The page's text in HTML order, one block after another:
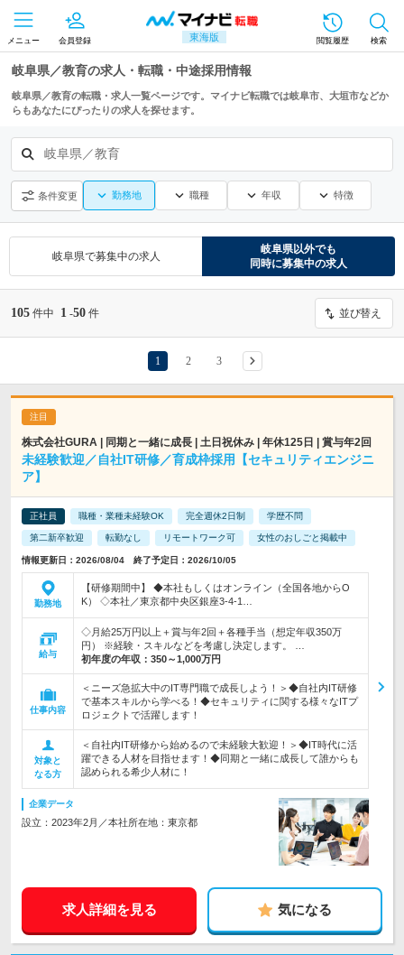
東海版
メニュー 会員登録 閲覧履歴 検索
岐阜県／教育の求人・転職・中途採用情報
岐阜県／教育の転職・求人一覧ページです。マイナビ転職では岐阜市、大垣市などか
らもあなたにぴったりの求人を探せます。
岐阜県／教育
条件変更 勤務地 職種 年収 特徴
岐阜県で募集中の求人
岐阜県以外でも
同時に募集中の求人
105 件中 1 -50 件 並び替え
1 2 3
株式会社GURA | 同期と一緒に成長 | 土日祝休み | 年休125日 | 賞与年2回
未経験歓迎／自社IT研修／育成枠採用【セキュリティエンジニ
ア】
正社員 職種・業種未経験OK 完全週休2日制 学歴不問
第二新卒歓迎 転勤なし リモートワーク可 女性のおしごと掲載中
情報更新日：2026/08/04 終了予定日：2026/10/05
勤務地
【研修期間中】 ◆本社もしくはオンライン（全国各地からO
K） ◇本社／東京都中央区銀座3-4-1…
給与
◇月給25万円以上＋賞与年2回＋各種手当（想定年収350万
円） ※経験・スキルなどを考慮し決定します。 …
初年度の年収： 350～1,000万円
仕事内容
＜ニーズ急拡大中のIT専門職で成長しよう！＞◆自社内IT研修
で基本スキルから学べる！◆セキュリティに関する様々なITプ
ロジェクトで活躍します！
対象と
なる方
＜自社内IT研修から始めるので未経験大歓迎！＞◆IT時代に活
躍できる人材を目指せます！◆同期と一緒に成長して誰からも
認められる希少人材に！
企業データ
設立：2023年2月／本社所在地：東京都
求人詳細を見る 気になる